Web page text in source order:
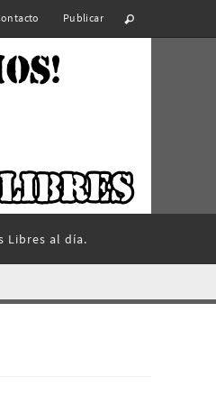
Publicar
Libres al día.